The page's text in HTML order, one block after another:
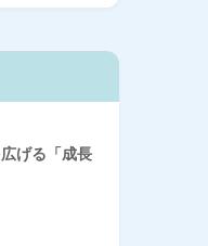
げる「成長